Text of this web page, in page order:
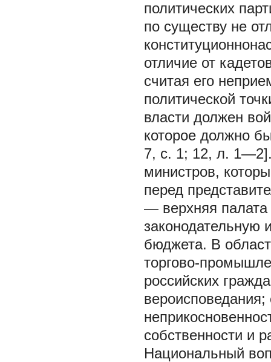
политических
по существу не
отличие от
считая его
политической
власти должен
которое должно
7, с. 1; 12, л.
министров,
перед
— верхняя палата
законодательную
бюджета. В
торгово-
российских
собственности и
Национальный